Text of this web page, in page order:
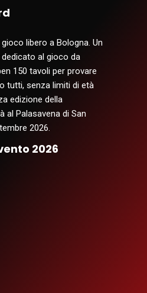
libero a Bologna. Un
al gioco da
150 tavoli per provare
tutti, senza limiti di età
edizione della
al Palasavena di San
2026.
2026